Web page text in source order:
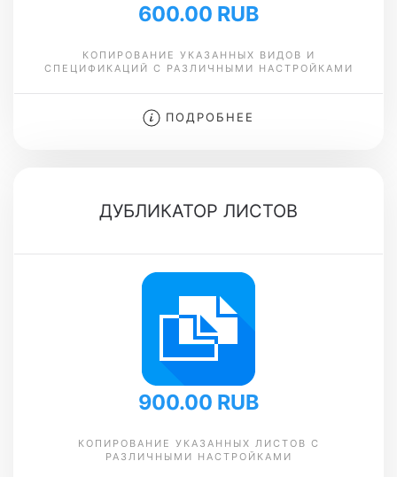
600.00 RUB
КОПИРОВАНИЕ УКАЗАННЫХ ВИДОВ И
СПЕЦИФИКАЦИЙ С РАЗЛИЧНЫМИ НАСТРОЙКАМИ
ПОДРОБНЕЕ
ДУБЛИКАТОР ЛИСТОВ
900.00 RUB
КОПИРОВАНИЕ УКАЗАННЫХ ЛИСТОВ С
РАЗЛИЧНЫМИ НАСТРОЙКАМИ